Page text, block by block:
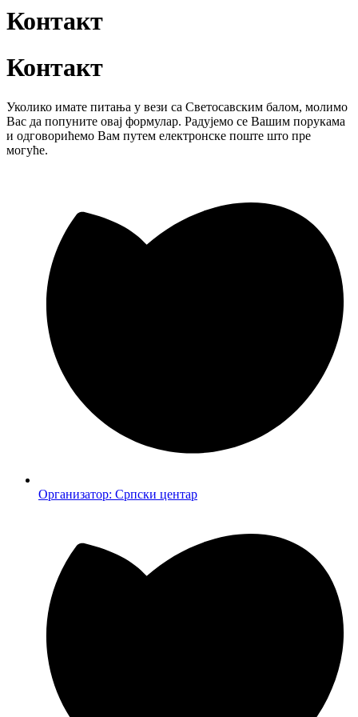
Контакт
Контакт
Уколико имате питања у вези са Светосавским балом, молимо
Вас да попуните овај формулар. Радујемо се Вашим порукама
и одговорићемо Вам путем електронске поште што пре
могуће.
Организатор: Српски центар